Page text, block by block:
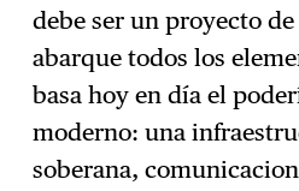
debe ser un proyecto
abarque todos los
basa hoy en día el
moderno: una
soberana,